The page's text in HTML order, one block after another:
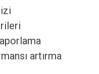
artırma